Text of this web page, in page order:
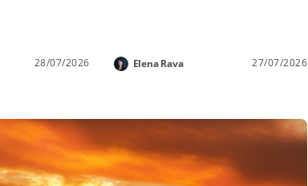
28/07/2026 Elena Rava 27/07/2026